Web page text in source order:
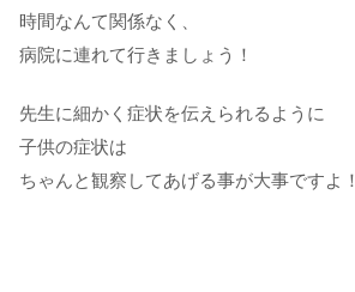
時間なんて関係なく、
病院に連れて行きましょう！
先生に細かく症状を伝えられるように
子供の症状は
ちゃんと観察してあげる事が大事ですよ！